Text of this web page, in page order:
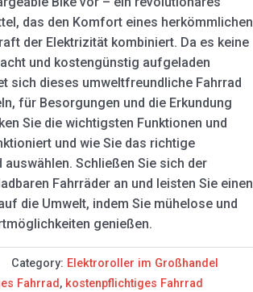
das den Komfort eines herkömmlichen
der Elektrizität kombiniert. Da es keine
und kostengünstig aufgeladen
sich dieses umweltfreundliche Fahrrad
für Besorgungen und die Erkundung
Sie die wichtigsten Funktionen und
und wie Sie das richtige
auswählen. Schließen Sie sich der
Fahrräder an und leisten Sie einen
die Umwelt, indem Sie mühelose und
genießen.
Category: Elektroroller im Großhandel
Fahrrad , kostenpflichtiges Fahrrad